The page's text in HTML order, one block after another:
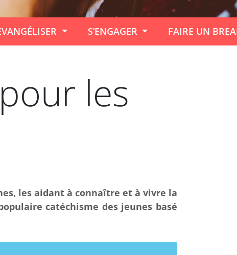
S’ENGAGER FAIRE UN
les
les aidant à connaître et à vivre la
catéchisme des jeunes basé